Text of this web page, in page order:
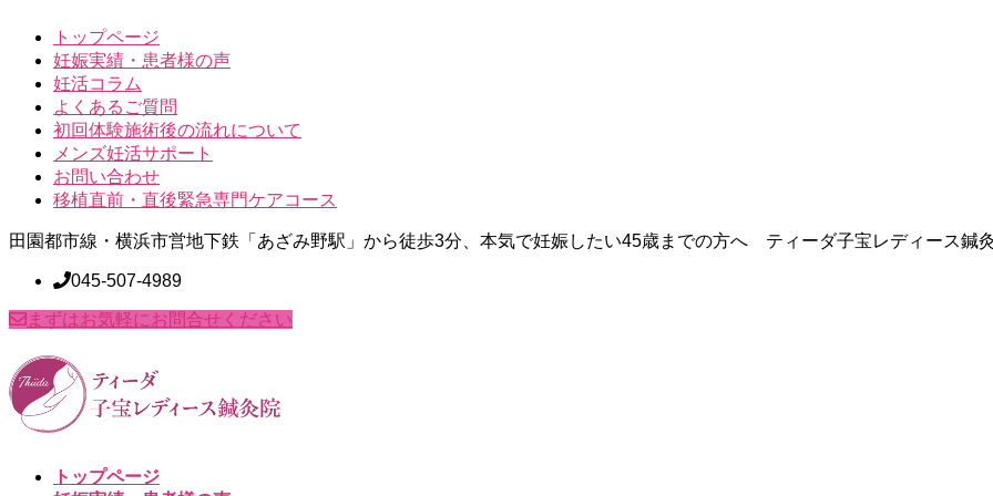
トップページ
妊娠実績・患者様の声
妊活コラム
よくあるご質問
初回体験施術後の流れについて
メンズ妊活サポート
お問い合わせ
移植直前・直後緊急専門ケアコース
田園都市線・横浜市営地下鉄「あざみ野駅」から徒歩3分、本気で妊娠したい45歳までの方へ ティーダ子宝レディース鍼
045-507-4989
まずはお気軽にお問合せください
トップページ